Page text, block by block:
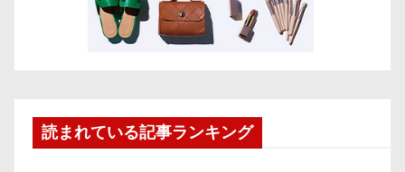
読まれている記事ランキング